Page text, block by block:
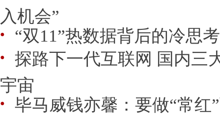
入机会”
● “双11”热数据背后的冷思考
● 探路下一代互联网 国内三
宇宙
● 毕马威钱亦馨：要做“常红